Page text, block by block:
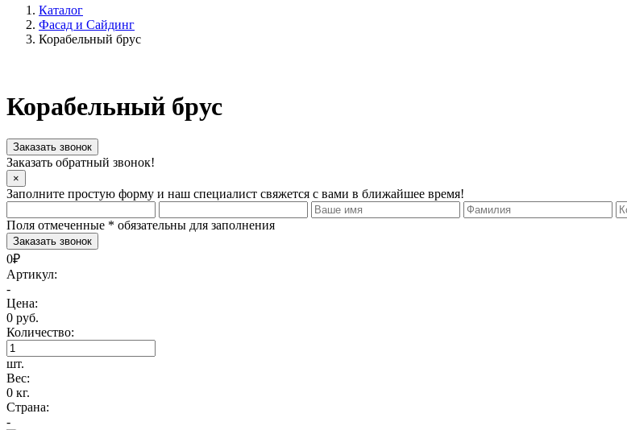
Каталог
Фасад и Сайдинг
Корабельный брус
Корабельный брус
Заказать звонок
Заказать обратный звонок!
×
Заполните простую форму и наш специалист свяжется с вами в ближайшее время!
Поля отмеченные * обязательны для заполнения
0₽
Артикул:
-
Цена:
0 руб.
Количество:
шт.
Вес:
0 кг.
Страна:
-